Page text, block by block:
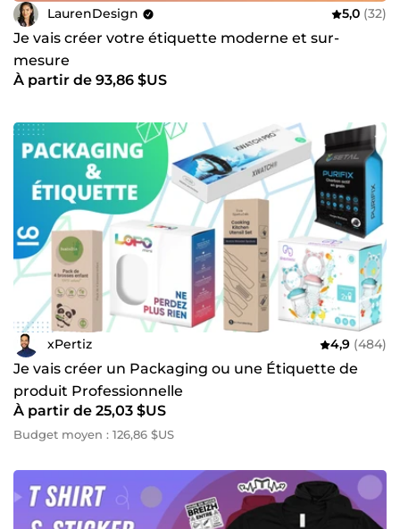
LaurenDesign 5,0 (32)
Je vais créer votre étiquette moderne et sur-
mesure
À partir de 93,86 $US
xPertiz 4,9 (484)
Je vais créer un Packaging ou une Étiquette de
produit Professionnelle
À partir de 25,03 $US
Budget moyen : 126,86 $US